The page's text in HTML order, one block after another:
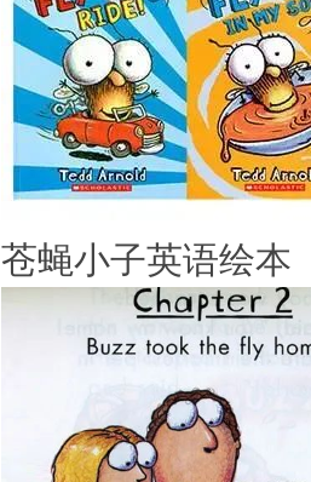
苍蝇小子英语绘本